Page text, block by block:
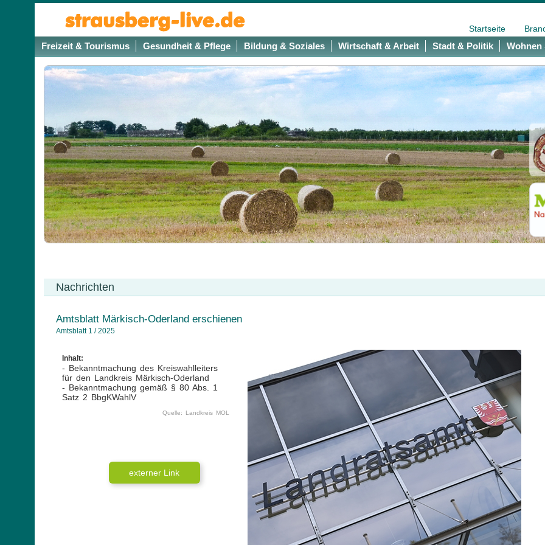
Startseite
Freizeit & Tourismus Gesundheit & Pflege Bildung & Soziales Wirtschaft & Arbeit Stadt & Politik Wohnen
Nachrichten
Amtsblatt Märkisch-Oderland erschienen
Amtsblatt 1 / 2025
Inhalt:
- Bekanntmachung des Kreiswahlleiters
für den Landkreis Märkisch-Oderland
- Bekanntmachung gemäß § 80 Abs. 1
Satz 2 BbgKWahlV
Quelle: Landkreis MOL
externer Link